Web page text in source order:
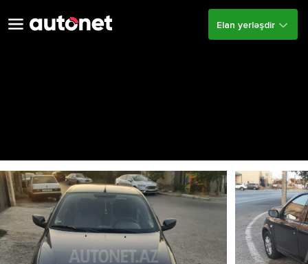
Elan yerləşdir